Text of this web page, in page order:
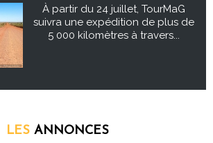
À partir du 24 juillet, TourMaG
suivra une expédition de plus de
5 000 kilomètres à travers...
LES ANNONCES